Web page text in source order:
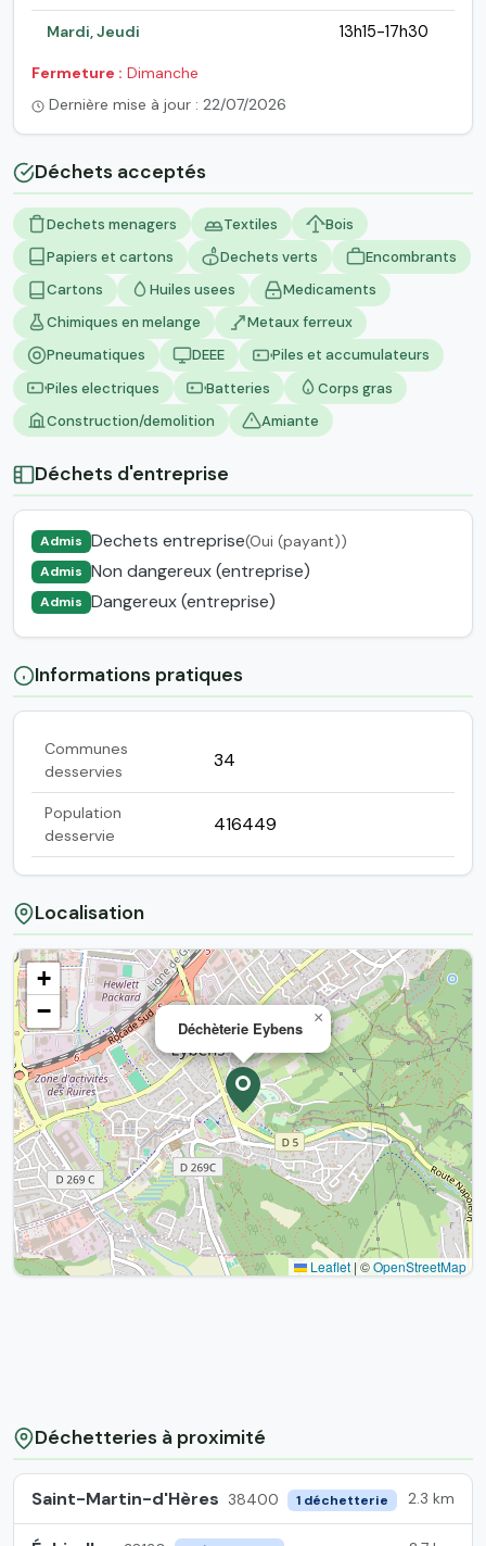
Mardi, Jeudi 13h15-17h30
Fermeture : Dimanche
Dernière mise à jour : 22/07/2026
Déchets acceptés
Dechets menagers Textiles
Bois
Papiers et cartons
Dechets verts
Encombrants
Cartons
Huiles usees
Medicaments
Chimiques en melange
Metaux ferreux
Pneumatiques
DEEE
Piles et accumulateurs
Piles electriques
Batteries
Corps gras
Construction/demolition
Amiante
Déchets d'entreprise
Admis Dechets entreprise(Oui (payant))
Admis Non dangereux (entreprise)
Admis Dangereux (entreprise)
Informations pratiques
Communes
desservies
34
Population
desservie
416449
Localisation
Déchèterie Eybens
×
+
−
Leaflet | ©OpenStreetMap
Déchetteries à proximité
Saint-Martin-d'Hères 38400 1 déchetterie 2.3 km